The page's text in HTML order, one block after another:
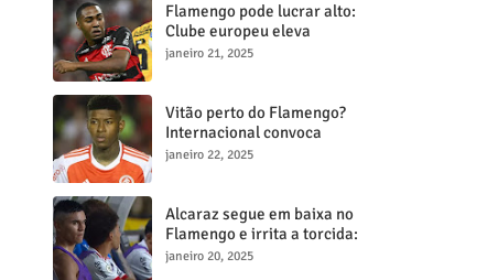
Flamengo pode lucrar alto:
Clube europeu eleva
proposta por Lorran para R$
janeiro 21, 2025
Vitão perto do Flamengo?
Internacional convoca
reunião decisiva para tentar
janeiro 22, 2025
Alcaraz segue em baixa no
Flamengo e irrita a torcida:
"Maior contratação, menor
janeiro 20, 2025